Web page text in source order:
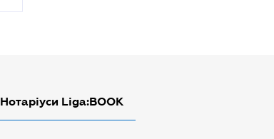
Нотаріуси Liga:BOOK